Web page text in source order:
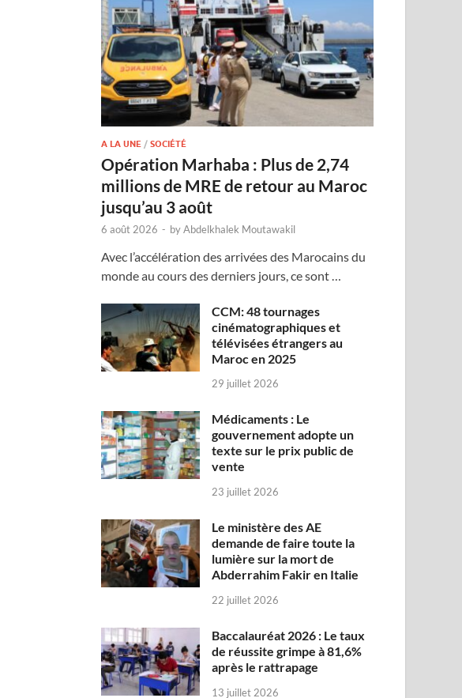
A LA UNE /SOCIÉTÉ
Opération Marhaba : Plus de 2,74
millions de MRE de retour au Maroc
jusqu’au 3 août
6 août 2026 - byAbdelkhalek Moutawakil
Avec l’accélération des arrivées des Marocains du
monde au cours des derniers jours, ce sont …
CCM: 48 tournages
cinématographiques et
télévisées étrangers au
Maroc en 2025
29 juillet 2026
Médicaments : Le
gouvernement adopte un
texte sur le prix public de
vente
23 juillet 2026
Le ministère des AE
demande de faire toute la
lumière sur la mort de
Abderrahim Fakir en Italie
22 juillet 2026
Baccalauréat 2026 : Le taux
de réussite grimpe à 81,6%
après le rattrapage
13 juillet 2026